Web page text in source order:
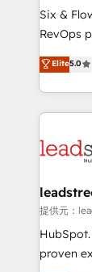
SaaS,
the
America. From casual user to super fan: make
Six &
RevOps
grow
Canada,
and
growth.
Elite5.0
提供元：
proven